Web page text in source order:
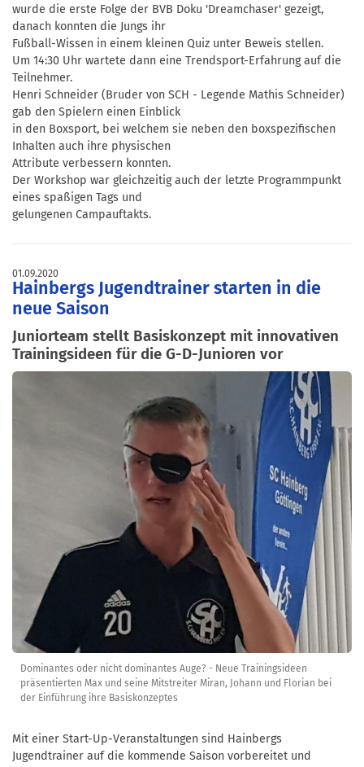
wurde die erste Folge der BVB Doku 'Dreamchaser' gezeigt,
danach konnten die Jungs ihr
Fußball-Wissen in einem kleinen Quiz unter Beweis stellen.
Um 14:30 Uhr wartete dann eine Trendsport-Erfahrung auf die
Teilnehmer.
Henri Schneider (Bruder von SCH - Legende Mathis Schneider)
gab den Spielern einen Einblick
in den Boxsport, bei welchem sie neben den boxspezifischen
Inhalten auch ihre physischen
Attribute verbessern konnten.
Der Workshop war gleichzeitig auch der letzte Programmpunkt
eines spaßigen Tags und
gelungenen Campauftakts.
01.09.2020
Hainbergs Jugendtrainer starten in die
neue Saison
Juniorteam stellt Basiskonzept mit innovativen
Trainingsideen für die G-D-Junioren vor
Dominantes oder nicht dominantes Auge? - Neue Trainingsideen
präsentierten Max und seine Mitstreiter Miran, Johann und Florian bei
der Einführung ihre Basiskonzeptes
Mit einer Start-Up-Veranstaltungen sind Hainbergs
Jugendtrainer auf die kommende Saison vorbereitet und